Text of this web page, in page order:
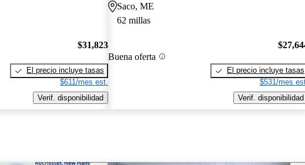
$31,823
El precio incluye tasas
$611/mes est.
Verif. disponibilidad
Saco, ME
62 millas
Buena oferta
El precio incluye tasas
$531/mes
Verif. disponibilidad